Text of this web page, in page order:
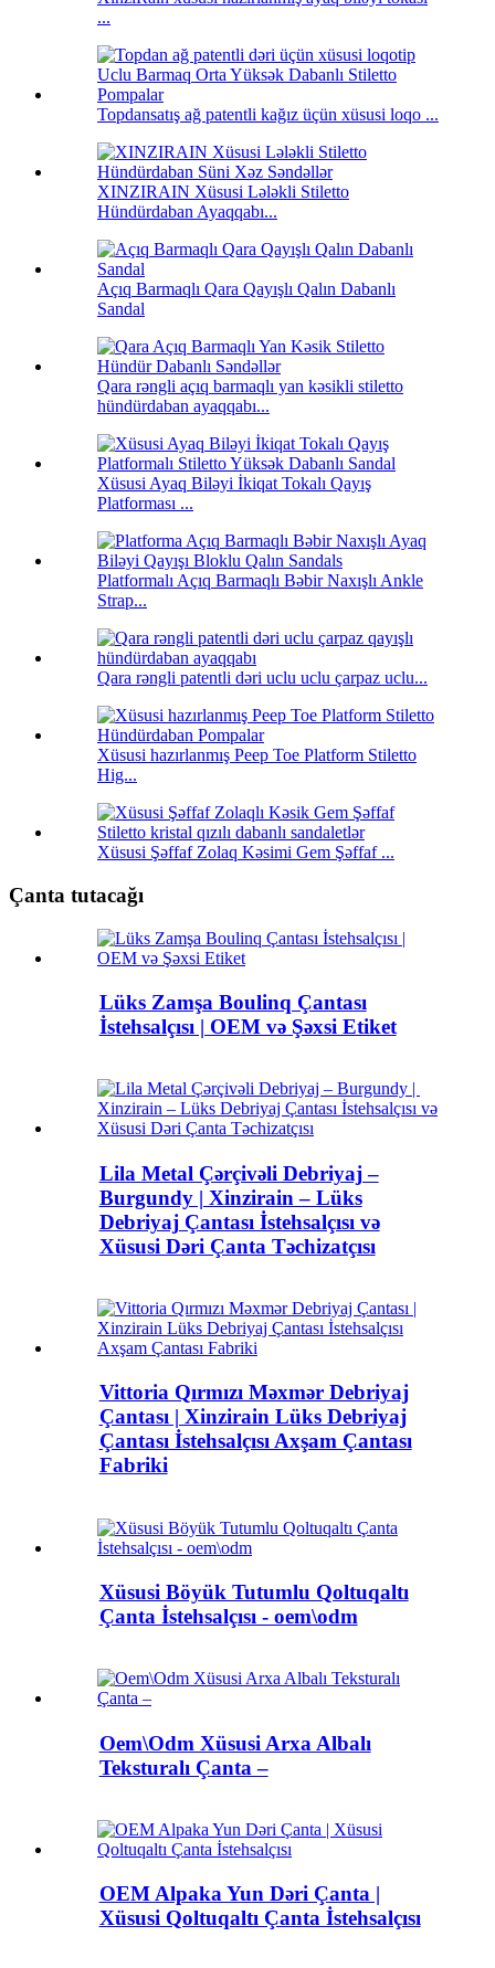
...
Topdansatış ağ patentli kağız üçün xüsusi loqo ...
XINZIRAIN Xüsusi Lələkli Stiletto
Hündürdaban Ayaqqabı...
Açıq Barmaqlı Qara Qayışlı Qalın Dabanlı
Sandal
Qara rəngli açıq barmaqlı yan kəsikli stiletto
hündürdaban ayaqqabı...
Xüsusi Ayaq Biləyi İkiqat Tokalı Qayış
Platforması ...
Platformalı Açıq Barmaqlı Bəbir Naxışlı Ankle
Strap...
Qara rəngli patentli dəri uclu uclu çarpaz uclu...
Xüsusi hazırlanmış Peep Toe Platform Stiletto
Hig...
Xüsusi Şəffaf Zolaq Kəsimi Gem Şəffaf ...
Çanta tutacağı
Lüks Zamşa Boulinq Çantası
İstehsalçısı | OEM və Şəxsi Etiket
Lila Metal Çərçivəli Debriyaj –
Burgundy | ​Xinzirain – Lüks
Debriyaj Çantası İstehsalçısı və
Xüsusi Dəri Çanta Təchizatçısı
Vittoria Qırmızı Məxmər Debriyaj
Çantası | Xinzirain Lüks Debriyaj
Çantası İstehsalçısı Axşam Çantası
Fabriki
Xüsusi Böyük Tutumlu Qoltuqaltı
Çanta İstehsalçısı - oem\odm
Oem\Odm Xüsusi Arxa Albalı
Teksturalı Çanta –
OEM Alpaka Yun Dəri Çanta |
Xüsusi Qoltuqaltı Çanta İstehsalçısı